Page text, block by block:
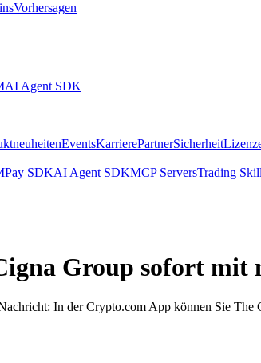
Vorhersagen
AI Agent SDK
EventsKarrierePartnerSicherheit
Pay SDKAI Agent SDKMCP ServersTrading
Group sofort mit
In der Crypto.com App können Sie